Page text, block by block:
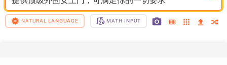
NATURAL LANGUAGE MATH INPUT